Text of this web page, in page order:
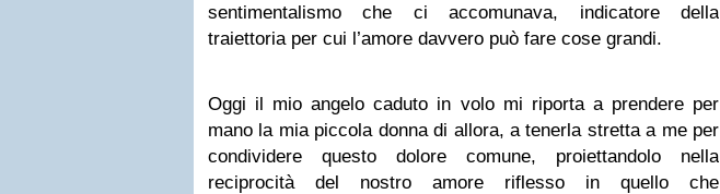
sentimentalismo che ci accomunava, indicatore della
traiettoria per cui l’amore davvero può fare cose grandi.
Oggi il mio angelo caduto in volo mi riporta a prendere per
mano la mia piccola donna di allora, a tenerla stretta a me per
condividere questo dolore comune, proiettandolo nella
reciprocità del nostro amore riflesso in quello che